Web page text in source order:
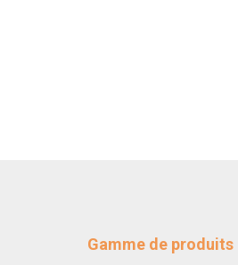
Gamme de produits